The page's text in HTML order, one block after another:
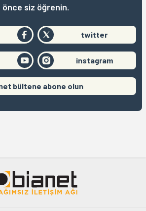
önce siz öğrenin.
twitter
instagram
bültene abone olun